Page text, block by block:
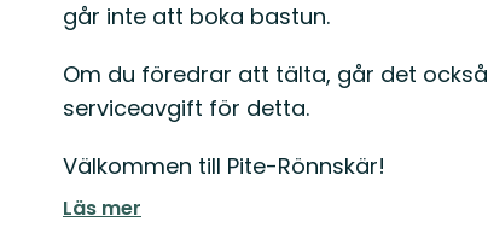
går inte att boka bastun.
Om du föredrar att tälta, går det
serviceavgift för detta.
Välkommen till Pite-Rönnskär!
Läs mer